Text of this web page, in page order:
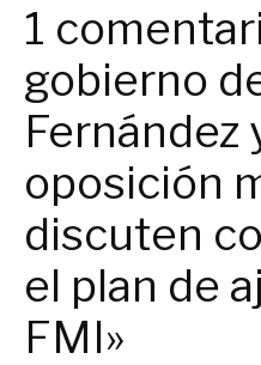
1
gobierno
Fernández
oposición
discuten
el plan de
FMI»